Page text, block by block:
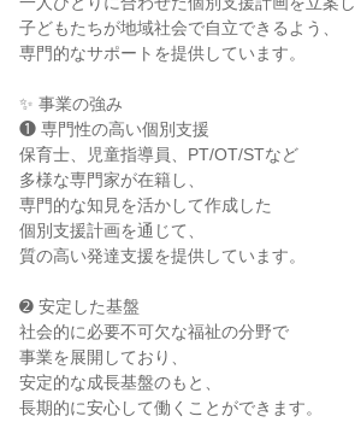
子どもたちが地域社会で自立できるよう、
専門的なサポートを提供しています。
✨ 事業の強み
❶ 専門性の高い個別支援
保育士、児童指導員、PT/OT/STなど
多様な専門家が在籍し、
専門的な知見を活かして作成した
個別支援計画を通じて、
質の高い発達支援を提供しています。
➋ 安定した基盤
社会的に必要不可欠な福祉の分野で
事業を展開しており、
安定的な成長基盤のもと、
長期的に安心して働くことができます。